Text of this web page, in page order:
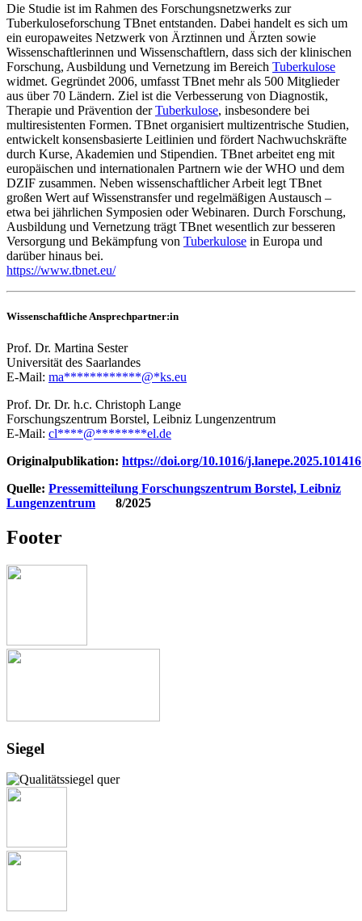
Die Studie ist im Rahmen des Forschungsnetzwerks zur
Tuberkuloseforschung TBnet entstanden. Dabei handelt es sich um
ein europaweites Netzwerk von Ärztinnen und Ärzten sowie
Wissenschaftlerinnen und Wissenschaftlern, dass sich der klinischen
Forschung, Ausbildung und Vernetzung im Bereich Tuberkulose
widmet. Gegründet 2006, umfasst TBnet mehr als 500 Mitglieder
aus über 70 Ländern. Ziel ist die Verbesserung von Diagnostik,
Therapie und Prävention derTuberkulose, insbesondere bei
multiresistenten Formen. TBnet organisiert multizentrische Studien,
entwickelt konsensbasierte Leitlinien und fördert Nachwuchskräfte
durch Kurse, Akademien und Stipendien. TBnet arbeitet eng mit
europäischen und internationalen Partnern wie der WHO und dem
DZIF zusammen. Neben wissenschaftlicher Arbeit legt TBnet
großen Wert auf Wissenstransfer und regelmäßigen Austausch –
etwa bei jährlichen Symposien oder Webinaren. Durch Forschung,
Ausbildung und Vernetzung trägt TBnet wesentlich zur besseren
Versorgung und Bekämpfung von Tuberkulose in Europa und
darüber hinaus bei.
https://www.tbnet.eu/
Wissenschaftliche Ansprechpartner:in
Prof. Dr. Martina Sester
Universität des Saarlandes
E-Mail: ma************@*ks.eu
Prof. Dr. Dr. h.c. Christoph Lange
Forschungszentrum Borstel, Leibniz Lungenzentrum
E-Mail: cl****@********el.de
Originalpublikation: https://doi.org/10.1016/j.lanepe.2025.101416
Quelle: Pressemitteilung Forschungszentrum Borstel, Leibniz
Lungenzentrum
8/2025
Footer
Siegel